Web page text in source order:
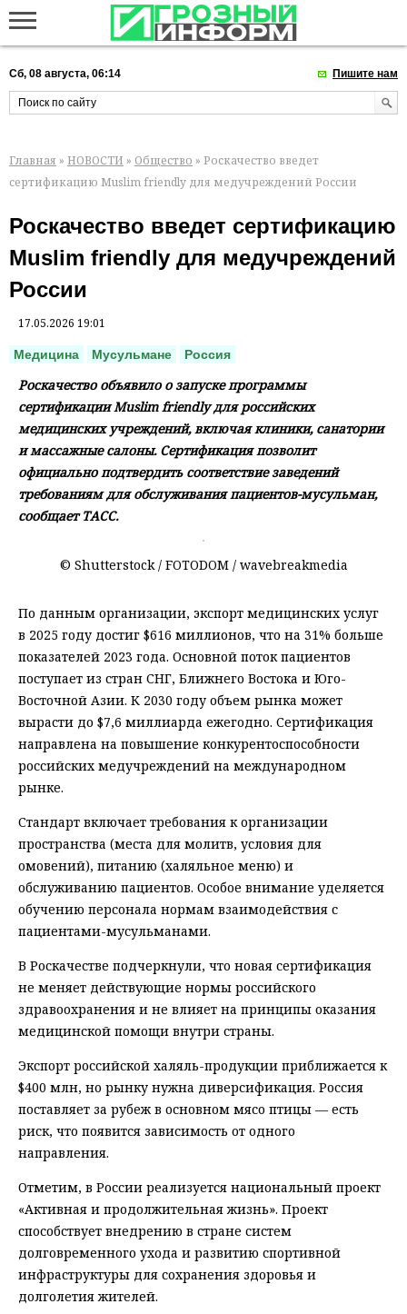
Сб, 08 августа, 06:14 Пишите нам
Главная » НОВОСТИ » Общество » Роскачество введет
сертификацию Muslim friendly для медучреждений России
Роскачество введет сертификацию
Muslim friendly для медучреждений
России
17.05.2026 19:01
Медицина Мусульмане Россия
Роскачество объявило о запуске программы
сертификации Muslim friendly для российских
медицинских учреждений, включая клиники, санатории
и массажные салоны. Сертификация позволит
официально подтвердить соответствие заведений
требованиям для обслуживания пациентов-мусульман,
сообщает ТАСС.
© Shutterstock / FOTODOM / wavebreakmedia
По данным организации, экспорт медицинских услуг
в 2025 году достиг $616 миллионов, что на 31% больше
показателей 2023 года. Основной поток пациентов
поступает из стран СНГ, Ближнего Востока и Юго-
Восточной Азии. К 2030 году объем рынка может
вырасти до $7,6 миллиарда ежегодно. Сертификация
направлена на повышение конкурентоспособности
российских медучреждений на международном
рынке.
Стандарт включает требования к организации
пространства (места для молитв, условия для
омовений), питанию (халяльное меню) и
обслуживанию пациентов. Особое внимание уделяется
обучению персонала нормам взаимодействия с
пациентами-мусульманами.
В Роскачестве подчеркнули, что новая сертификация
не меняет действующие нормы российского
здравоохранения и не влияет на принципы оказания
медицинской помощи внутри страны.
Экспорт российской халяль-продукции приближается к
$400 млн, но рынку нужна диверсификация. Россия
поставляет за рубеж в основном мясо птицы — есть
риск, что появится зависимость от одного
направления.
Отметим, в России реализуется национальный проект
«Активная и продолжительная жизнь». Проект
способствует внедрению в стране систем
долговременного ухода и развитию спортивной
инфраструктуры для сохранения здоровья и
долголетия жителей.